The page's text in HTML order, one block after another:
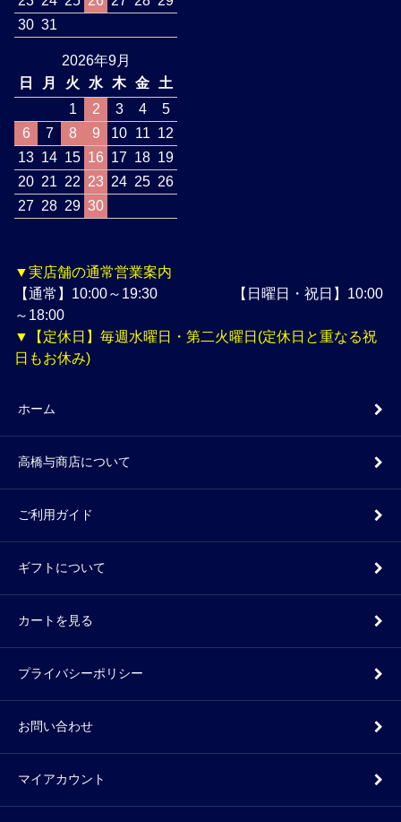
30 31
2026年9月
日
月 火 水 木 金
土
1
2 3 4
5
6
7 8 9 10 11 12
13 14 15 16 17 18 19
20 21 22 23 24 25 26
27 28 29 30
▼実店舗の通常営業案内
【通常】10:00～19:30 【日曜日・祝日】10:00
～18:00
▼【定休日】毎週水曜日・第二火曜日(定休日と重なる祝
日もお休み)
ホーム
高橋与商店について
ご利用ガイド
ギフトについて
カートを見る
プライバシーポリシー
お問い合わせ
マイアカウント